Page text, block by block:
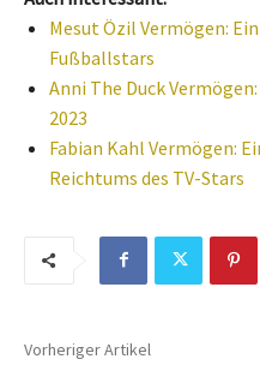
Mesut Özil Vermögen:
Fußballstars
Anni The Duck
2023
Fabian Kahl Vermögen:
Reichtums des TV-Stars
Vorheriger Artikel